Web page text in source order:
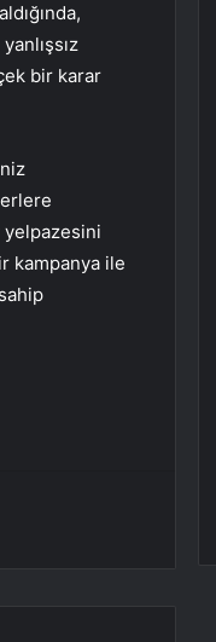
bir karar
yelpazesini
kampanya ile